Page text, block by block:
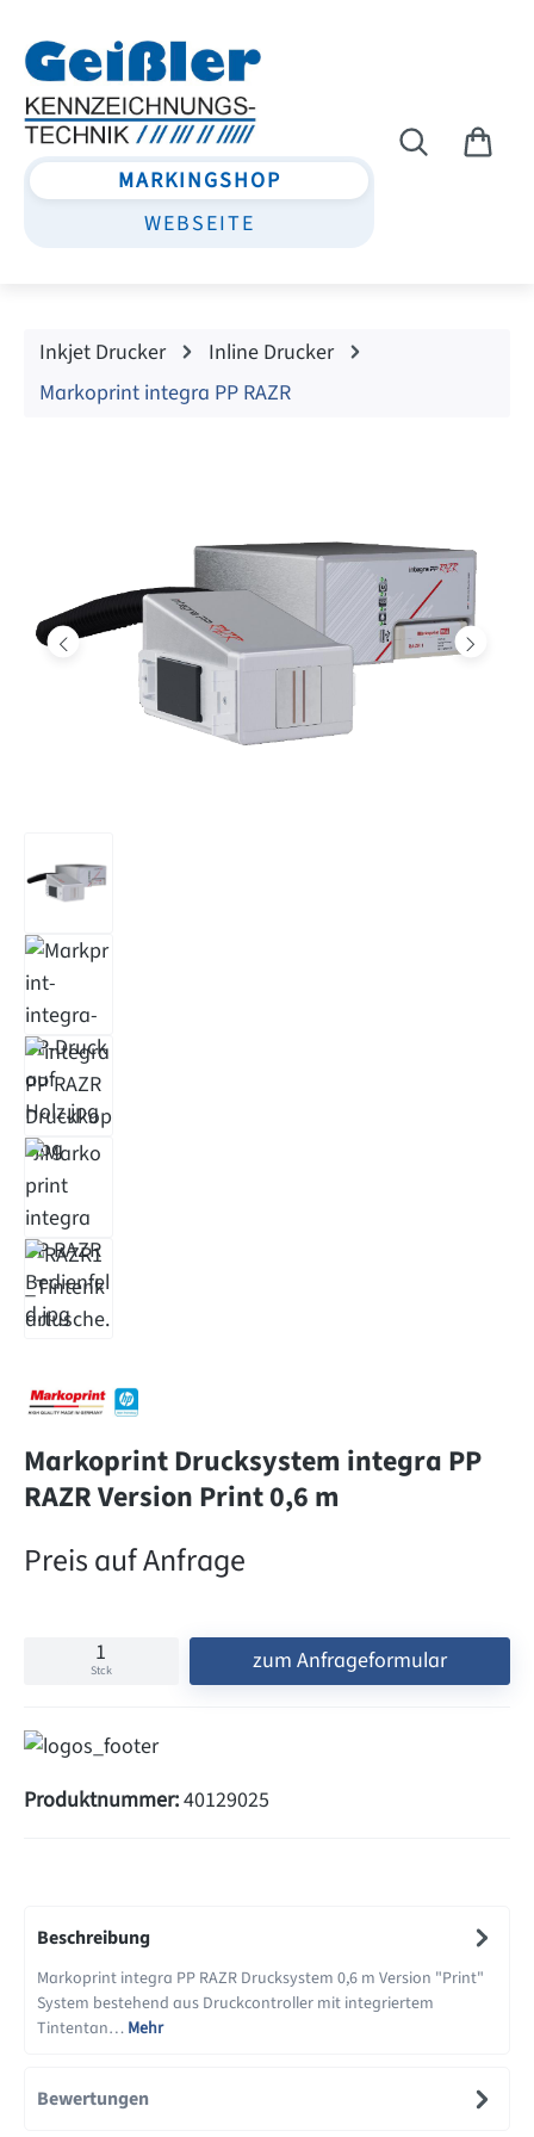
MARKINGSHOP
WEBSEITE
Inkjet Drucker
Inline Drucker
Markoprint integra PP RAZR
Markoprint Drucksystem integra PP
RAZR Version Print 0,6 m
Preis auf Anfrage
Stck zum Anfrageformular
Produktnummer:40129025
Beschreibung
Markoprint integra PP RAZR Drucksystem 0,6 m Version "Print"
System bestehend aus Druckcontroller mit integriertem
Tintentan… Mehr
Bewertungen